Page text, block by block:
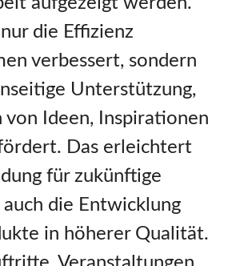
die Effizienz
verbessert, sondern
Unterstützung,
von Ideen, Inspirationen
Das erleichtert
für zukünftige
die Entwicklung
in höherer Qualität.